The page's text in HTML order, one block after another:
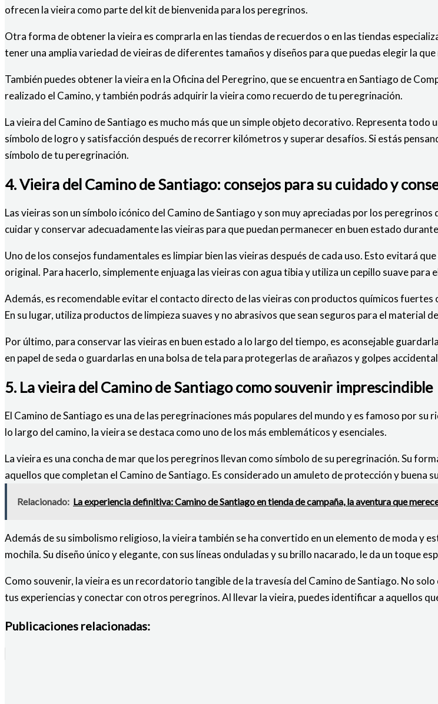
ofrecen la vieira como parte del kit de bienvenida para los peregrinos.
Otra forma de obtener la vieira es comprarla en las tiendas de recuerdos o en las tiendas
tener una amplia variedad de vieiras de diferentes tamaños y diseños para que puedas elegir la
También puedes obtener la vieira en la Oficina del Peregrino, que se encuentra en Santiago de
realizado el Camino, y también podrás adquirir la vieira como recuerdo de tu peregrinación.
La vieira del Camino de Santiago es mucho más que un simple objeto decorativo. Representa
símbolo de logro y satisfacción después de recorrer kilómetros y superar desafíos. Si estás
símbolo de tu peregrinación.
4. Vieira del Camino de Santiago: consejos para su cuidado y
Las vieiras son un símbolo icónico del Camino de Santiago y son muy apreciadas por los
cuidar y conservar adecuadamente las vieiras para que puedan permanecer en buen estado
Uno de los consejos fundamentales es limpiar bien las vieiras después de cada uso. Esto evitará
original. Para hacerlo, simplemente enjuaga las vieiras con agua tibia y utiliza un cepillo suave para
Además, es recomendable evitar el contacto directo de las vieiras con productos químicos
En su lugar, utiliza productos de limpieza suaves y no abrasivos que sean seguros para el material
Por último, para conservar las vieiras en buen estado a lo largo del tiempo, es aconsejable
en papel de seda o guardarlas en una bolsa de tela para protegerlas de arañazos y golpes
5. La vieira del Camino de Santiago como souvenir imprescindible
El Camino de Santiago es una de las peregrinaciones más populares del mundo y es famoso por
lo largo del camino, la vieira se destaca como uno de los más emblemáticos y esenciales.
La vieira es una concha de mar que los peregrinos llevan como símbolo de su peregrinación. Su
aquellos que completan el Camino de Santiago. Es considerado un amuleto de protección y
Relacionado: La experiencia definitiva: Camino de Santiago en tienda de campaña, la aventura que
Además de su simbolismo religioso, la vieira también se ha convertido en un elemento de moda y
mochila. Su diseño único y elegante, con sus líneas onduladas y su brillo nacarado, le da un toque
Como souvenir, la vieira es un recordatorio tangible de la travesía del Camino de Santiago. No
tus experiencias y conectar con otros peregrinos. Al llevar la vieira, puedes identificar a aquellos
Publicaciones relacionadas: